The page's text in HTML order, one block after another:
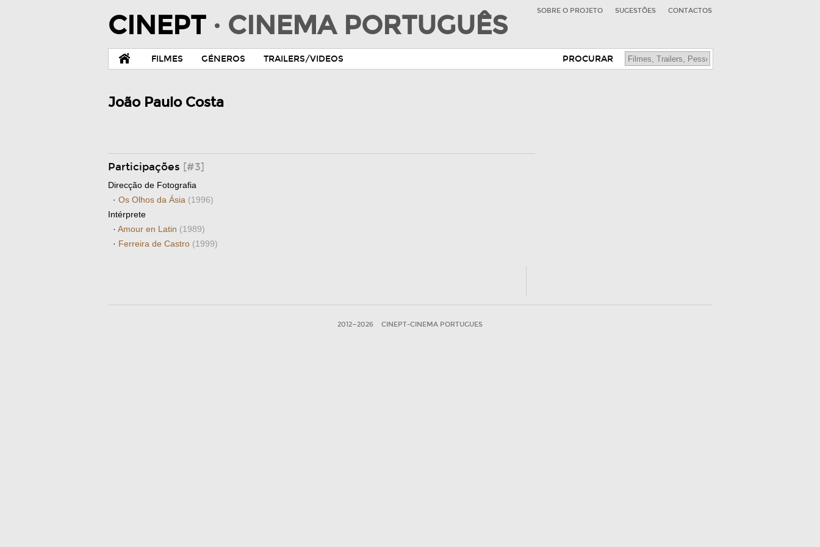
CINEPT · CINEMA PORTUGUÊS SOBRE O PROJETO SUGESTÕES CONTACTOS
FILMES GÉNEROS TRAILERS/VIDEOS PROCURAR
João Paulo Costa
Participações [#3]
Direcção de Fotografia
· Os Olhos da Ásia (1996)
Intérprete
· Amour en Latin (1989)
· Ferreira de Castro (1999)
2012—2026 CINEPT-CINEMA PORTUGUES